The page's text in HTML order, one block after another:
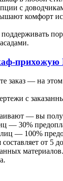
с
комфорт
прихожую
заказ — на
с
— вы
— 30%
— 100%
от 5